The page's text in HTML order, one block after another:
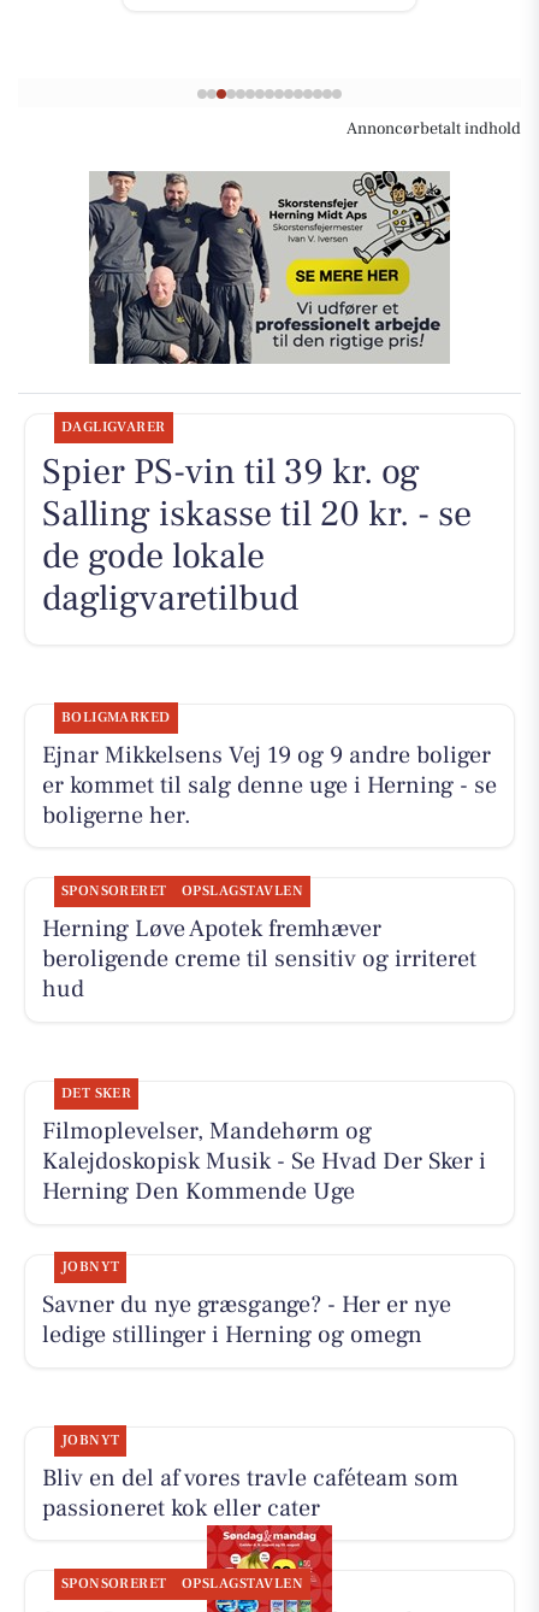
Annoncørbetalt indhold
DAGLIGVARER
Spier PS-vin til 39 kr. og
Salling iskasse til 20 kr. - se
de gode lokale
dagligvaretilbud
BOLIGMARKED
Ejnar Mikkelsens Vej 19 og 9 andre boliger
er kommet til salg denne uge i Herning - se
boligerne her.
SPONSORERET OPSLAGSTAVLEN
Herning Løve Apotek fremhæver
beroligende creme til sensitiv og irriteret
hud
DET SKER
Filmoplevelser, Mandehørm og
Kalejdoskopisk Musik - Se Hvad Der Sker i
Herning Den Kommende Uge
JOBNYT
Savner du nye græsgange? - Her er nye
ledige stillinger i Herning og omegn
JOBNYT
Bliv en del af vores travle caféteam som
passioneret kok eller cater
SPONSORERET OPSLAGSTAVLEN